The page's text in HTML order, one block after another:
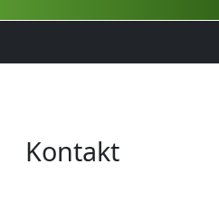
Kontakt